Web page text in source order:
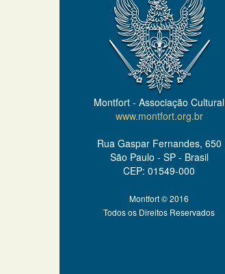
Montfort - Associação Cultural
www.montfort.org.br
Rua Gaspar Fernandes, 650
São Paulo - SP - Brasil
CEP: 01549-000
Montfort © 2016
Todos os Direitos Reservados